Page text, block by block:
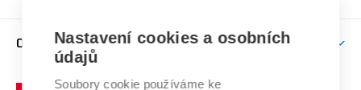
E-přihláška
Závěrečné práce
Doktorské studium
Studium bez bariér
Podpora podnikání
Mezinárodní vědecká rada
Systém zajišťování kvality výzkumu
Firemní spolupráce
Zahraniční spolupráce
Spolupráce se školami
O UNIVERZITĚ
Profil univerzity
Nastavení cookies a osobních
údajů
Soubory cookie používáme ke